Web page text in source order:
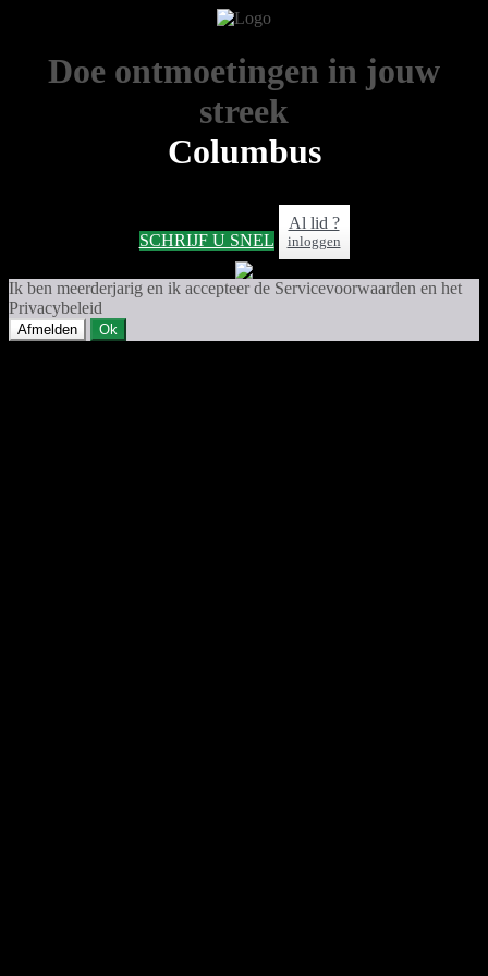
Doe ontmoetingen in jouw
streek
Columbus
SCHRIJF U SNEL
Al lid ?
inloggen
Ik ben meerderjarig en ik accepteer de Servicevoorwaarden en het
Privacybeleid
Afmelden Ok